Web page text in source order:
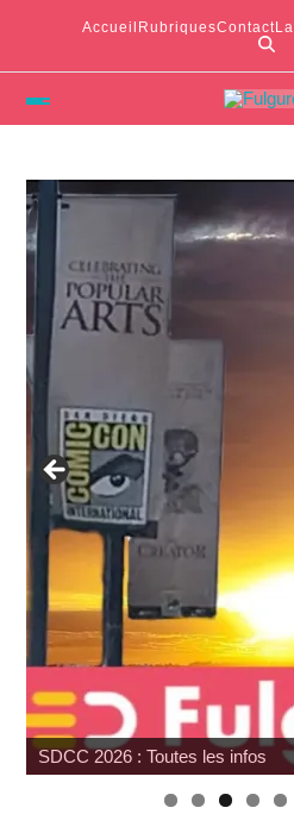
Accueil RubriquesContact
Hasbro : Marvel